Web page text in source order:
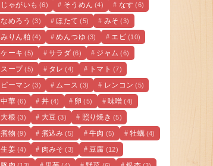
じゃがいも (6) そうめん (4) なす (6)
なめろう (3) ほたて (5) みそ (3)
みりん粕 (4) めんつゆ (3) エビ (10)
ケーキ (5) サラダ (6) ジャム (6)
スープ (5) タレ (4) トマト (7)
ピーマン (3) ムース (3) レンコン (5)
中華 (6) 丼 (4) 卵 (5) 味噌 (4)
大根 (3) 大豆 (3) 照り焼き (5)
煮物 (9) 煮込み (5) 牛肉 (5) 牡蠣 (4)
生姜 (4) 肉みそ (3) 豆腐 (12)